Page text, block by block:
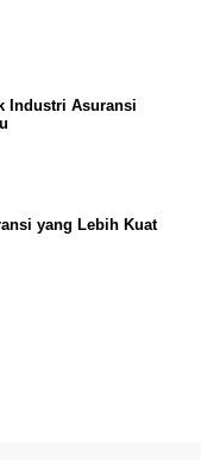
Industri Asuransi
yang Lebih Kuat